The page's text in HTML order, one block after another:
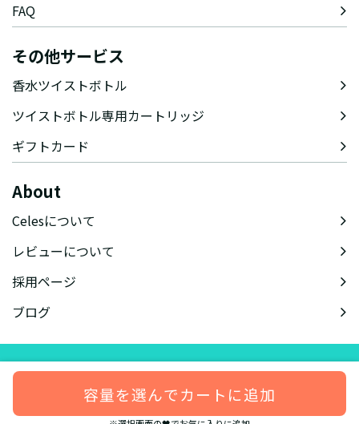
容量を選んでカートに追加
FAQ
その他サービス
香水ツイストボトル
ツイストボトル専用カートリッジ
ギフトカード
About
Celesについて
レビューについて
採用ページ
ブログ
会社概要特定商取引法に基づく表記会員規約プライバシーポリシー